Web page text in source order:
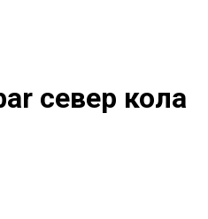
север кола